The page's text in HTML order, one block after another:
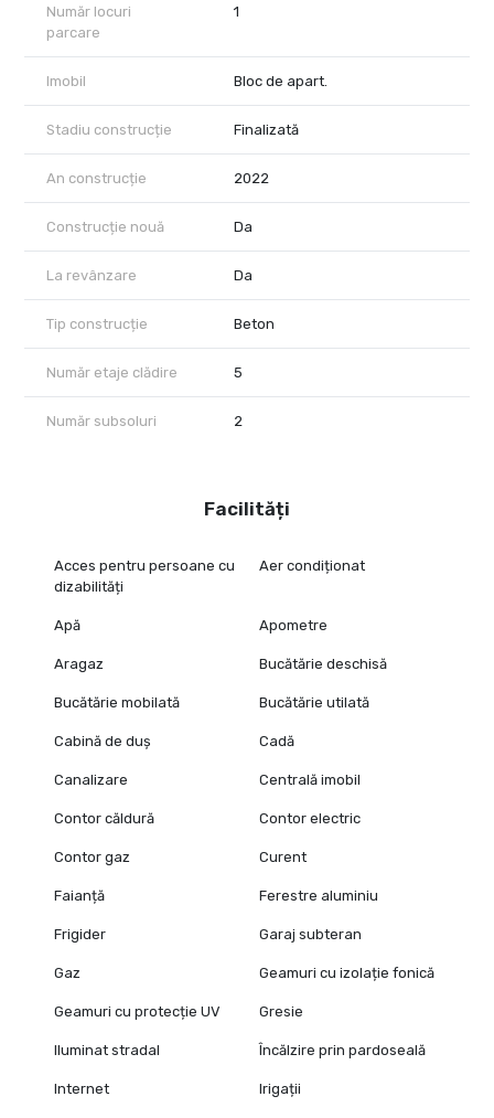
Număr locuri
parcare
1
Imobil Bloc de apart.
Stadiu construcție Finalizată
An construcție 2022
Construcție nouă Da
La revânzare Da
Tip construcție Beton
Număr etaje clădire 5
Număr subsoluri 2
Facilități
Acces pentru persoane cu
dizabilități
Aer condiționat
Apă Apometre
Aragaz Bucătărie deschisă
Bucătărie mobilată Bucătărie utilată
Cabină de duș Cadă
Canalizare Centrală imobil
Contor căldură Contor electric
Contor gaz Curent
Faianță Ferestre aluminiu
Frigider Garaj subteran
Gaz Geamuri cu izolație fonică
Geamuri cu protecție UV Gresie
Iluminat stradal Încălzire prin pardoseală
Internet Irigații